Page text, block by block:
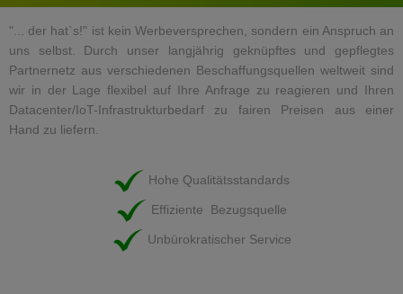
"... der hat`s!" ist kein Werbeversprechen, sondern ein Anspruch an
uns selbst. Durch unser langjährig geknüpftes und gepflegtes
Partnernetz aus verschiedenen Beschaffungsquellen weltweit sind
wir in der Lage flexibel auf Ihre Anfrage zu reagieren und Ihren
Datacenter/IoT-Infrastrukturbedarf zu fairen Preisen aus einer
Hand zu liefern.
Hohe Qualitätsstandards
Effiziente Bezugsquelle
Unbürokratischer Service